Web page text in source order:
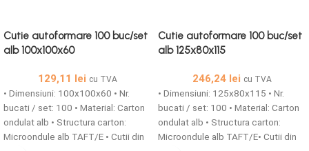
Cutie autoformare 100 buc/set
alb 100x100x60
129,11 lei cu TVA
• Dimensiuni: 100x100x60 • Nr.
bucati / set: 100 • Material: Carton
ondulat alb • Structura carton:
Microondule alb TAFT/E • Cutii din
Cutie autoformare 100 buc/set
alb 125x80x115
246,24 lei cu TVA
• Dimensiuni: 125x80x115 • Nr.
bucati / set: 100 • Material: Carton
ondulat alb • Structura carton:
Microondule alb TAFT/E• Cutii din